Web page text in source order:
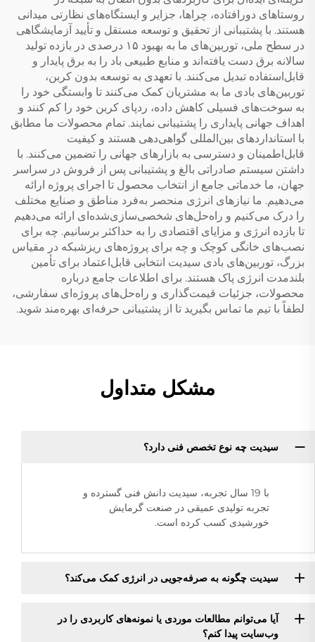
روستاهای دورافتاده، چراها، جزایر و ایستگاه‌های نظارتی میدانی
هستند. با پشتیبانی از تحقیق و توسعه مستقل و تأیید آزمایشگاهی
در سطح ملی، توربین‌های ما به بهبود ۱۵ درصدی در بازده تولید
سالانه برق دست یافته‌اند و منابع طبیعی باد را به برق پایدار و
قابل‌استفاده تبدیل می‌کنند. با تعهدی به توسعه بدون کربن،
توربین‌های بادی ما به مشتریان کمک می‌کنند تا وابستگی خود را
به سوخت‌های فسیلی کاهش داده، ردپای کربن خود را کم کنند و
اهداف جهانی پایداری را پشتیبانی نمایند. تمام محصولات ما مطابق
با استانداردهای بین‌المللی گواهی‌دهی هستند و کیفیت
قابل‌اطمینان و دسترسی به بازارهای جهانی را تضمین می‌کنند. با
داشتن سیستم صادراتی بالغ و پشتیبانی پس از فروش در سراسر
جهان، ما خدماتی جامع از انتخاب محصول تا اجرای پروژه ارائه
می‌دهیم. ما نیازهای انرژی منحصر به‌فرد مناطق و صنایع مختلف
را درک می‌کنیم و راه‌حل‌های شخصی‌سازی‌شده‌ای ارائه می‌دهیم
تا بازده انرژی و مزایای اقتصادی را به حداکثر برسانیم. چه برای
نصب‌های خانگی کوچک و چه برای پروژه‌های ریزشبکه در مقیاس
بزرگ، توربین‌های بادی سیدیت انتخابی قابل‌اعتماد برای تأمین
بلندمدت انرژی پاک هستند. برای اطلاعات جامع درباره
محصولات، جزئیات قیمت‌گذاری و راه‌حل‌های پروژه‌ای سفارشی،
لطفاً با تیم ما تماس بگیرید تا از پشتیبانی حرفه‌ای بهره‌مند شوید.
مشکل متداول
سیدیت چه نوع تخصص فنی دارد؟
با 19 سال تجربه، سیدیت دانش فنی گسترده و
تجربه تولیدی عمیقی در صنعت گرمایش
خورشیدی کسب کرده است.
سیدیت چگونه به صرفه‌جویی در انرژی کمک می‌کند؟
آیا می‌توانم مطالعات موردی یا نمونه‌های کاربردی را در
وب‌سایت پیدا کنم؟